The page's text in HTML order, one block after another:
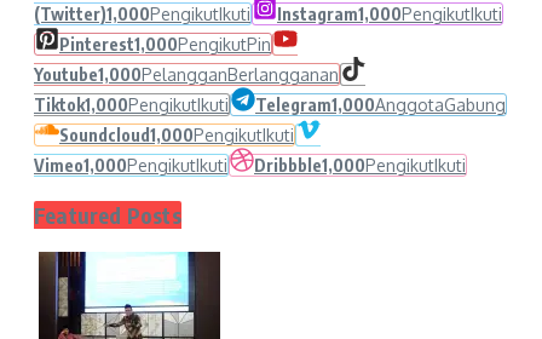
(Twitter)1,000PengikutIkuti Instagram1,000PengikutIkuti
Pinterest1,000PengikutPin
Youtube1,000PelangganBerlangganan
Tiktok1,000PengikutIkuti Telegram1,000AnggotaGabung
Soundcloud1,000PengikutIkuti
Vimeo1,000PengikutIkuti Dribbble1,000PengikutIkuti
Featured Posts